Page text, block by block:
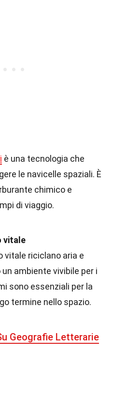
è una tecnologia che
le navicelle spaziali. È
chimico e
di viaggio.
vitale
vitale riciclano aria e
ambiente vivibile per i
sono essenziali per la
termine nello spazio.
Geografie Letterarie